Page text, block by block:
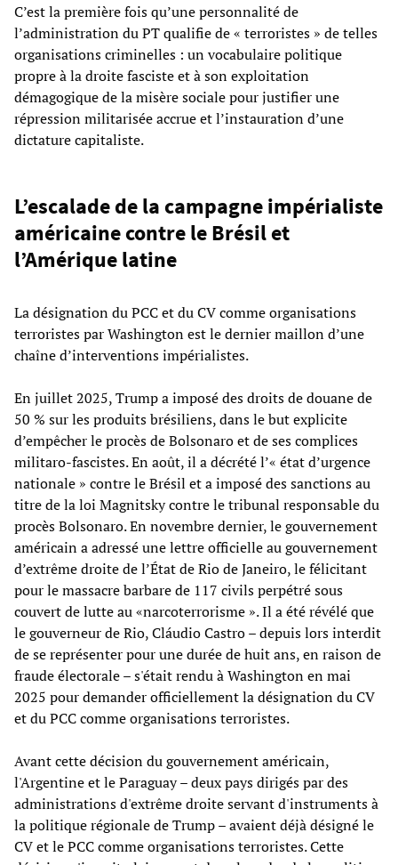
C’est la première fois qu’une personnalité de
l’administration du PT qualifie de « terroristes » de telles
organisations criminelles : un vocabulaire politique
propre à la droite fasciste et à son exploitation
démagogique de la misère sociale pour justifier une
répression militarisée accrue et l’instauration d’une
dictature capitaliste.
L’escalade de la campagne impérialiste
américaine contre le Brésil et
l’Amérique latine
La désignation du PCC et du CV comme organisations
terroristes par Washington est le dernier maillon d’une
chaîne d’interventions impérialistes.
En juillet 2025, Trump a imposé des droits de douane de
50 % sur les produits brésiliens, dans le but explicite
d’empêcher le procès de Bolsonaro et de ses complices
militaro-fascistes. En août, il a décrété l’« état d’urgence
nationale » contre le Brésil et a imposé des sanctions au
titre de la loi Magnitsky contre le tribunal responsable du
procès Bolsonaro. En novembre dernier, le gouvernement
américain a adressé une lettre officielle au gouvernement
d’extrême droite de l’État de Rio de Janeiro, le félicitant
pour le massacre barbare de 117 civils perpétré sous
couvert de lutte au «narcoterrorisme ». Il a été révélé que
le gouverneur de Rio, Cláudio Castro – depuis lors interdit
de se représenter pour une durée de huit ans, en raison de
fraude électorale – s'était rendu à Washington en mai
2025 pour demander officiellement la désignation du CV
et du PCC comme organisations terroristes.
Avant cette décision du gouvernement américain,
l'Argentine et le Paraguay – deux pays dirigés par des
administrations d'extrême droite servant d'instruments à
la politique régionale de Trump – avaient déjà désigné le
CV et le PCC comme organisations terroristes. Cette